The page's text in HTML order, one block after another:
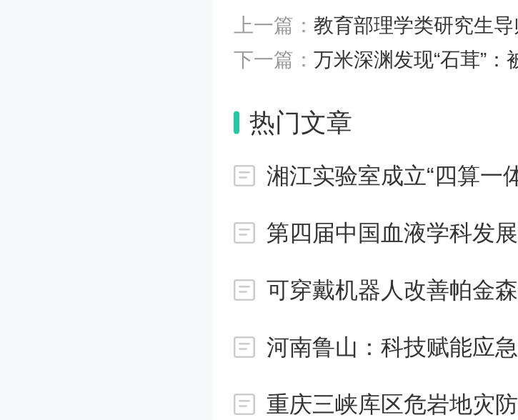
三、我厅承诺按有关规
息予以保护。
四、异议材料请于公示
二路53号，邮编：330046
六、有关事项说明：本
成单位数量，均以其申报时
终授奖的完成人和完成单位
上一篇： 教育部理学类研究生导师队伍建设分委
下一篇： 万米深渊发现“石茸”：
热门文章
可穿戴机器人改善帕金
重庆三峡库区危岩地灾